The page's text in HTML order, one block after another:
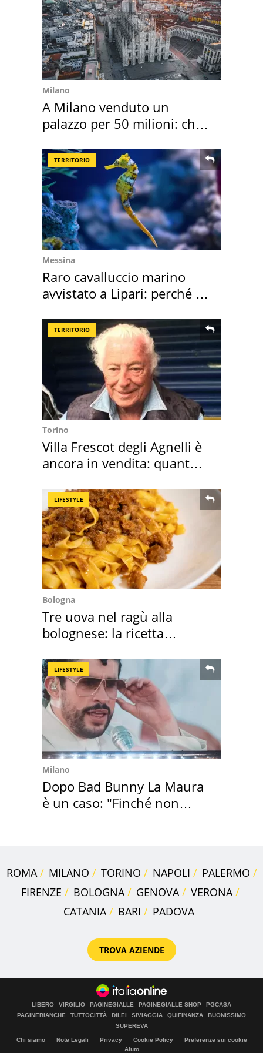
Milano
A Milano venduto un
palazzo per 50 milioni: chi
TERRITORIO
Messina
Raro cavalluccio marino
avvistato a Lipari: perché è
TERRITORIO
Torino
Villa Frescot degli Agnelli è
ancora in vendita: quanto
LIFESTYLE
Bologna
Tre uova nel ragù alla
bolognese: la ricetta
LIFESTYLE
Milano
Dopo Bad Bunny La Maura
è un caso: "Finché non
ROMA MILANO TORINO NAPOLI
PALERMO
FIRENZE
BOLOGNA GENOVA
VERONA
CATANIA
BARI PADOVA
TROVA AZIENDE
LIBERO VIRGILIO PAGINEGIALLE PAGINEGIALLE SHOP
PGCASA
PAGINEBIANCHE
TUTTOCITTÀ DILEI SIVIAGGIA QUIFINANZA
BUONISSIMO
SUPEREVA
Chi siamo Note Legali Privacy Cookie Policy
Preferenze sui cookie
Aiuto